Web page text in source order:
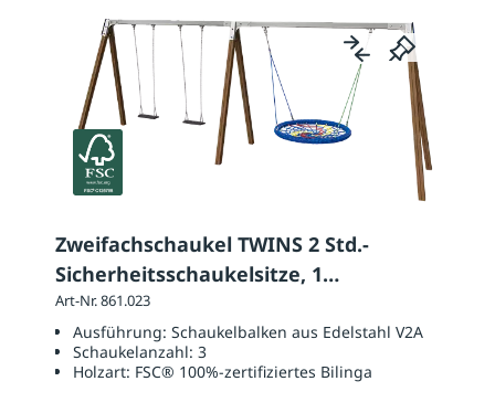
Zweifachschaukel TWINS 2 Std.-
Sicherheitsschaukelsitze, 1
Nestschaukel
Art-Nr. 861.023
Ausführung: Schaukelbalken aus Edelstahl V2A
Schaukelanzahl: 3
Holzart: FSC® 100%-zertifiziertes Bilinga